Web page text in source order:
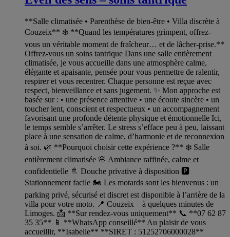
**Salle climatisée • Parenthèse de bien-être • Villa discrète à
Couzeix** ❄️ **Quand les températures grimpent, offrez-
vous un véritable moment de fraîcheur… et de lâcher-prise.**
Offrez-vous un soins tantrique Dans une salle entièrement
climatisée, je vous accueille dans une atmosphère calme,
élégante et apaisante, pensée pour vous permettre de ralentir,
respirer et vous recentrer. Chaque personne est reçue avec
respect, bienveillance et sans jugement. ✨ Mon approche est
basée sur : • une présence attentive • une écoute sincère • un
toucher lent, conscient et respectueux • un accompagnement
favorisant une profonde détente physique et émotionnelle Ici,
le temps semble s’arrêter. Le stress s’efface peu à peu, laissant
place à une sensation de calme, d’harmonie et de reconnexion
à soi. 🌿 **Pourquoi choisir cette expérience ?** ❄️ Salle
entièrement climatisée 🌸 Ambiance raffinée, calme et
confidentielle 🚿 Douche privative à disposition 🅿️
Stationnement facile 🏍️ Les motards sont les bienvenus : un
parking privé, sécurisé et discret est disponible à l’arrière de la
villa pour votre moto. 📍 Couzeix – à quelques minutes de
Limoges. 📩 **Sur rendez-vous uniquement** 📞 **07 62 87
35 35** 📱 **WhatsApp conseillé** Au plaisir de vous
accueillir, **Isabelle** **SIRET : 51252706000028**